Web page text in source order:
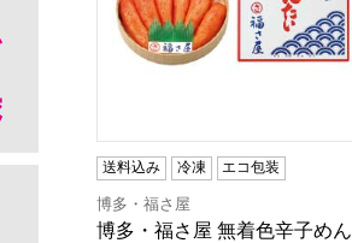
送料込み 冷凍 エコ包装
博多・福さ屋
博多・福さ屋 無着色辛子めん